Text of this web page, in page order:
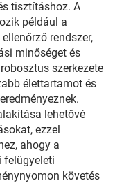
tisztításhoz. A
például a
rendszer,
minőséget és
szerkezete
élettartamot és
lehetővé
ezzel
ahogy a
felügyeleti
követés